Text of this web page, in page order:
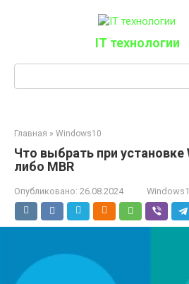
IT технологии
Главная » Windows10
Что выбрать при установке
либо MBR
Опубликовано: 26.08.2024